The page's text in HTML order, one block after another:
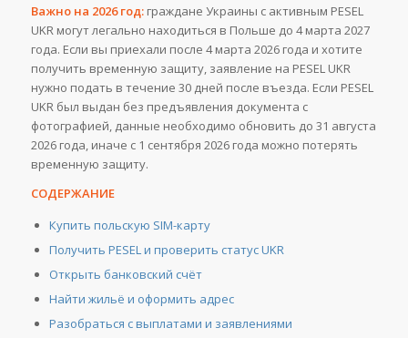
Важно на 2026 год:граждане Украины с активным PESEL
UKR могут легально находиться в Польше до 4 марта 2027
года. Если вы приехали после 4 марта 2026 года и хотите
получить временную защиту, заявление на PESEL UKR
нужно подать в течение 30 дней после въезда. Если PESEL
UKR был выдан без предъявления документа с
фотографией, данные необходимо обновить до 31 августа
2026 года, иначе с 1 сентября 2026 года можно потерять
временную защиту.
СОДЕРЖАНИЕ
Купить польскую SIM-карту
Получить PESEL и проверить статус UKR
Открыть банковский счёт
Найти жильё и оформить адрес
Разобраться с выплатами и заявлениями